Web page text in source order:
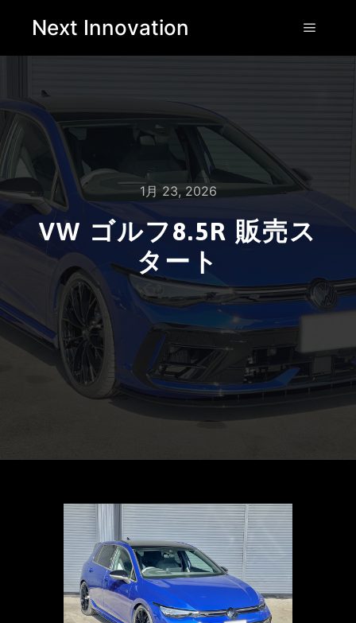
Next Innovation
1月 23, 2026
VW ゴルフ8.5R 販売ス
タート